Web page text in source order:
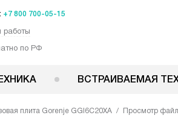
+7 800 700-05-15
работы
по РФ
ВСТРАИВАЕМАЯ
плита Gorenje GGI6C20XA Просмотр